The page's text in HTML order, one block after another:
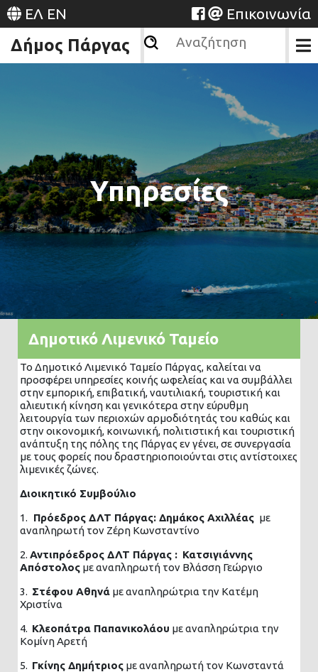
ΕΛ EN Επικοινωνία
Δήμος Πάργας
Υπηρεσίες
Δημοτικό Λιμενικό Ταμείο
Το Δημοτικό Λιμενικό Ταμείο Πάργας, καλείται να
προσφέρει υπηρεσίες κοινής ωφελείας και να συμβάλλει
στην εμπορική, επιβατική, ναυτιλιακή, τουριστική και
αλιευτική κίνηση και γενικότερα στην εύρυθμη
λειτουργία των περιοχών αρμοδιότητάς του καθώς και
στην οικονομική, κοινωνική, πολιτιστική και τουριστική
ανάπτυξη της πόλης της Πάργας εν γένει, σε συνεργασία
με τους φορείς που δραστηριοποιούνται στις αντίστοιχες
λιμενικές ζώνες.
Διοικητικό Συμβούλιο
1. Πρόεδρος ΔΛΤ Πάργας: Δημάκος Αχιλλέας με
αναπληρωτή τον Ζέρη Κωνσταντίνο
2. Αντιπρόεδρος ΔΛΤ Πάργας : Κατσιγιάννης
Απόστολος με αναπληρωτή τον Βλάσση Γεώργιο
3. Στέφου Αθηνά με αναπληρώτρια την Κατέμη
Χριστίνα
4. Κλεοπάτρα Παπανικολάου με αναπληρώτρια την
Κομίνη Αρετή
5. Γκίνης Δημήτριος με αναπληρωτή τον Κωνσταντά